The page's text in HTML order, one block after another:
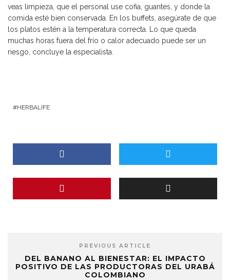
veas limpieza, que el personal use cofia, guantes, y donde la
comida esté bien conservada. En los buffets, asegúrate de que
los platos estén a la temperatura correcta. Lo que queda
muchas horas fuera del frío o calor adecuado puede ser un
riesgo, concluye la especialista.
HERBALIFE
PREVIOUS ARTICLE
DEL BANANO AL BIENESTAR: EL IMPACTO
POSITIVO DE LAS PRODUCTORAS DEL URABÁ
COLOMBIANO